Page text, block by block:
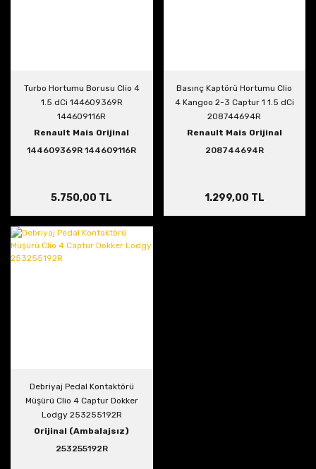
Turbo Hortumu Borusu Clio 4
1.5 dCi 144609369R
144609116R
Renault Mais Orijinal
144609369R 144609116R
5.750,00 TL
Basınç Kaptörü Hortumu Clio
4 Kangoo 2-3 Captur 1 1.5 dCi
208744694R
Renault Mais Orijinal
208744694R
1.299,00 TL
Debriyaj Pedal Kontaktörü
Müşürü Clio 4 Captur Dokker
Lodgy 253255192R
Orijinal (Ambalajsız)
253255192R